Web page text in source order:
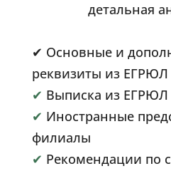
детальная
✔ Основные и
реквизиты из
✔ Выписка из
✔ Иностранные
филиалы
✔ Рекомендации по